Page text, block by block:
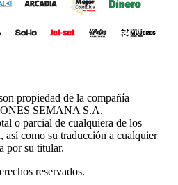
propiedad de la compañía
SEMANA S.A.
o parcial de cualquiera de los
así como su traducción a cualquier
por su titular.
reservados.